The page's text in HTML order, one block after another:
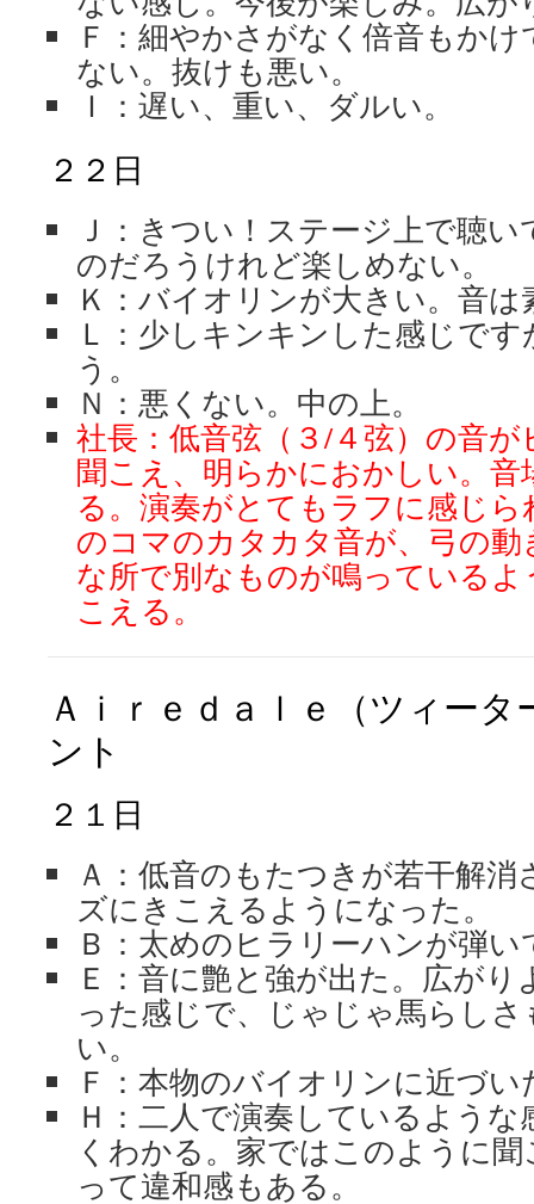
Ｆ：細やかさがなく倍音もか
ない。抜けも悪い。
Ｉ：遅い、重い、ダルい。
２２日
Ｊ：きつい！ステージ上で聴
のだろうけれど楽しめない。
Ｋ：バイオリンが大きい。音は
Ｌ：少しキンキンした感じで
う。
Ｎ：悪くない。中の上。
社長：低音弦（３/４弦）の音
聞こえ、明らかにおかしい。
る。演奏がとてもラフに感じ
のコマのカタカタ音が、弓の
な所で別なものが鳴っている
こえる。
Ａｉｒｅｄａｌｅ（ツィー
ント
２１日
Ａ：低音のもたつきが若干解
ズにきこえるようになった。
Ｂ：太めのヒラリーハンが弾
Ｅ：音に艶と強が出た。広が
った感じで、じゃじゃ馬らし
い。
Ｆ：本物のバイオリンに近づい
Ｈ：二人で演奏しているよう
くわかる。家ではこのように
って違和感もある。